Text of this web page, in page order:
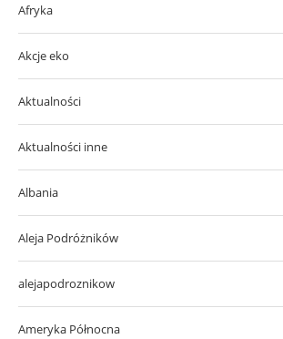
Afryka
Akcje eko
Aktualności
Aktualności inne
Albania
Aleja Podróżników
alejapodroznikow
Ameryka Północna